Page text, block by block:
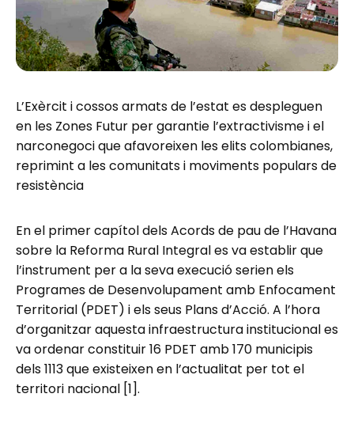
L’Exèrcit i cossos armats de l’estat es despleguen
en les Zones Futur per garantie l’extractivisme i el
narconegoci que afavoreixen les elits colombianes,
reprimint a les comunitats i moviments populars de
resistència
En el primer capítol dels Acords de pau de l’Havana
sobre la Reforma Rural Integral es va establir que
l’instrument per a la seva execució serien els
Programes de Desenvolupament amb Enfocament
Territorial (PDET) i els seus Plans d’Acció. A l’hora
d’organitzar aquesta infraestructura institucional es
va ordenar constituir 16 PDET amb 170 municipis
dels 1113 que existeixen en l’actualitat per tot el
territori nacional [1].